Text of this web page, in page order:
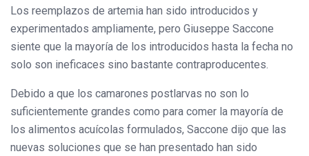
Los reemplazos de artemia han sido introducidos y
experimentados ampliamente, pero Giuseppe Saccone
siente que la mayoría de los introducidos hasta la fecha no
solo son ineficaces sino bastante contraproducentes.
Debido a que los camarones postlarvas no son lo
suficientemente grandes como para comer la mayoría de
los alimentos acuícolas formulados, Saccone dijo que las
nuevas soluciones que se han presentado han sido